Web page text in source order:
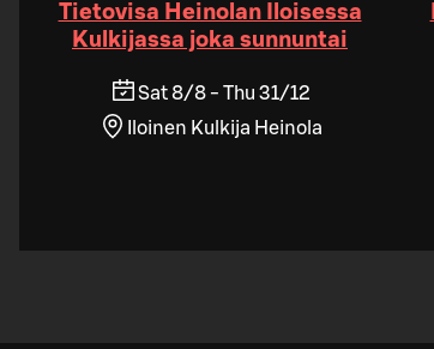
Tietovisa Heinolan Iloisessa
Kulkijassa joka sunnuntai
Sat 8/8 - Thu 31/12
Iloinen Kulkija Heinola